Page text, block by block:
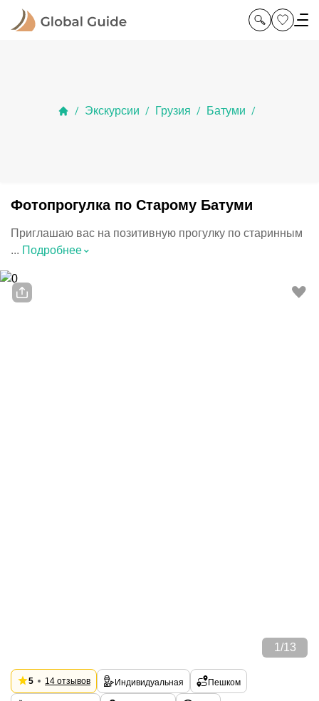
/ Экскурсии / Грузия / Батуми /
Фотопрогулка по Старому Батуми
Приглашаю вас на позитивную прогулку по старинным
... Подробнее⌃
1 /13
5 14 отзывов Индивидуальная Пешком